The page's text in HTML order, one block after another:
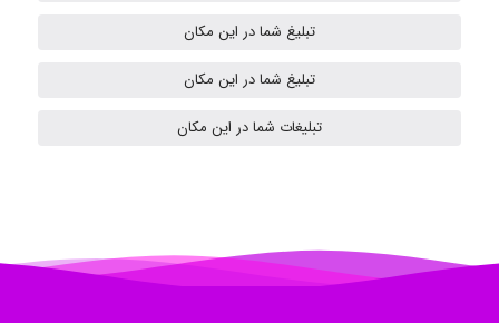
تبلیغ شما در این مکان
تبلیغ شما در این مکان
تبلیغات شما در این مکان